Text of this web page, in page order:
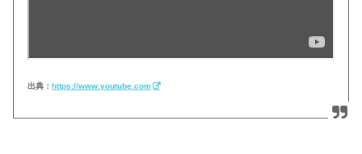
出典：https://www.youtube.com